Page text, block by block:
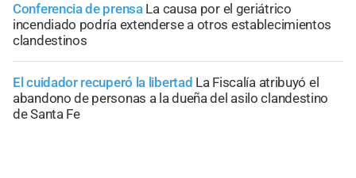
Conferencia de prensa La causa por el geriátrico
incendiado podría extenderse a otros establecimientos
clandestinos
El cuidador recuperó la libertad La Fiscalía atribuyó el
abandono de personas a la dueña del asilo clandestino
de Santa Fe